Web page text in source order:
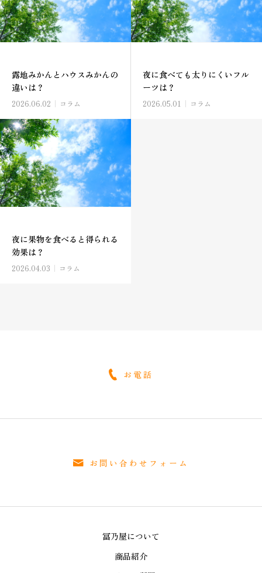
露地みかんとハウスみかんの
違いは？
2026.06.02 コラム
夜に食べても太りにくいフル
ーツは？
2026.05.01 コラム
夜に果物を食べると得られる
効果は？
2026.04.03 コラム
お電話
お問い合わせフォーム
冨乃屋について
商品紹介